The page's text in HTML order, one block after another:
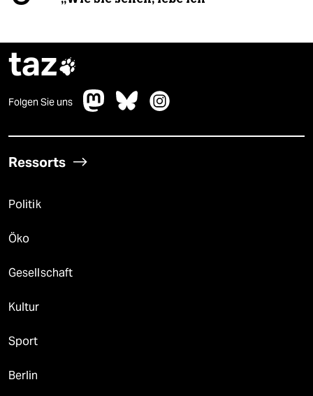
taz
Folgen Sie uns
Ressorts
Politik
Öko
Gesellschaft
Kultur
Sport
Berlin